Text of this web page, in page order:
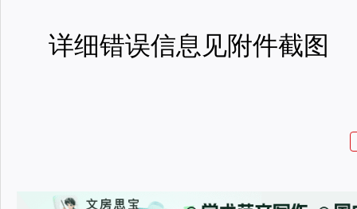
详细错误信息见附件截图